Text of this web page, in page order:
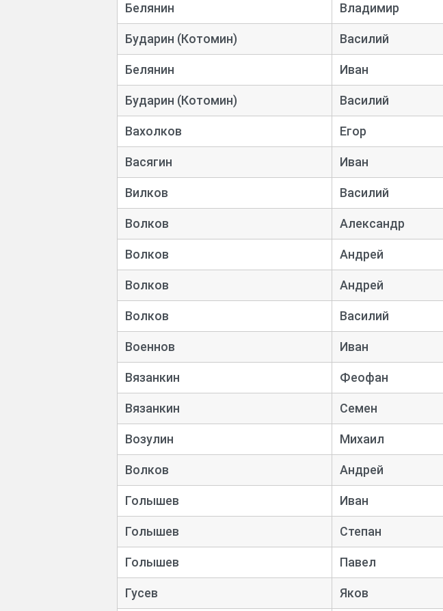
Белянин Владимир
Бударин (Котомин) Василий
Белянин Иван
Бударин (Котомин) Василий
Вахолков Егор
Васягин Иван
Вилков Василий
Волков Александр
Волков Андрей
Волков Андрей
Волков Василий
Военнов Иван
Вязанкин Феофан
Вязанкин Семен
Возулин Михаил
Волков Андрей
Голышев Иван
Голышев Степан
Голышев Павел
Гусев Яков